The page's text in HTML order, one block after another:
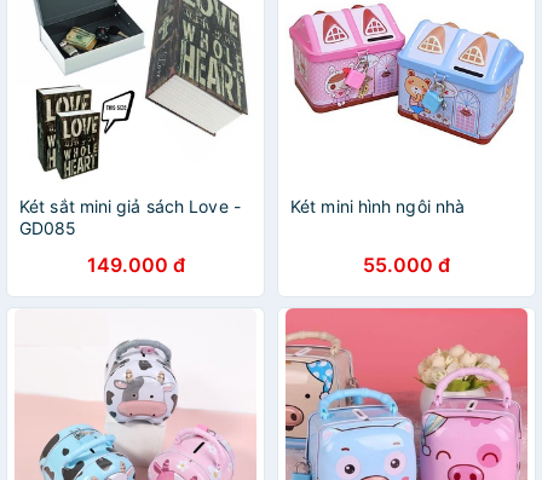
Két sắt mini giả sách Love -
GD085
149.000 đ
Két mini hình ngôi nhà
55.000 đ